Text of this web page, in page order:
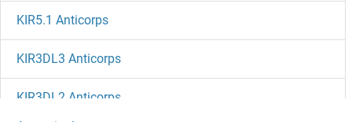
KIR5.1 Anticorps
KIR3DL3 Anticorps
KIR3DL2 Anticorps